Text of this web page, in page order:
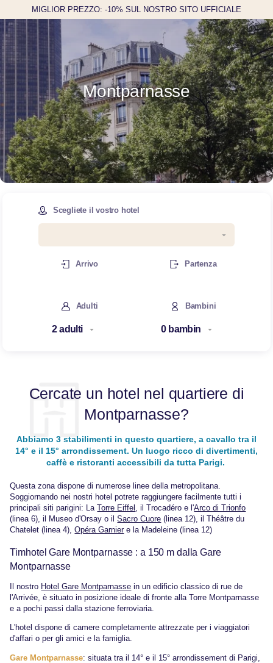
MIGLIOR PREZZO: -10% SUL NOSTRO SITO UFFICIALE
Montparnasse
Scegliete il vostro hotel
Arrivo Partenza
Adulti Bambini
Cercate un hotel nel quartiere di
Montparnasse?
Abbiamo 3 stabilimenti in questo quartiere, a cavallo tra il
14° e il 15° arrondissement. Un luogo ricco di divertimenti,
caffè e ristoranti accessibili da tutta Parigi.
Questa zona dispone di numerose linee della metropolitana.
Soggiornando nei nostri hotel potrete raggiungere facilmente tutti i
principali siti parigini: LaTorre Eiffel , il Trocadéro e l'Arco di Trionfo
(linea 6), il Museo d'Orsay o ilSacro Cuore (linea 12), il Théâtre du
Chatelet (linea 4),Opéra Garniere la Madeleine (linea 12)
Timhotel Gare Montparnasse : a 150 m dalla Gare
Montparnasse
Il nostro Hotel Gare Montparnasse in un edificio classico di rue de
l'Arrivée, è situato in posizione ideale di fronte alla Torre Montparnasse
e a pochi passi dalla stazione ferroviaria.
L'hotel dispone di camere completamente attrezzate per i viaggiatori
d'affari o per gli amici e la famiglia.
Gare Montparnasse: situata tra il 14° e il 15° arrondissement di Parigi,